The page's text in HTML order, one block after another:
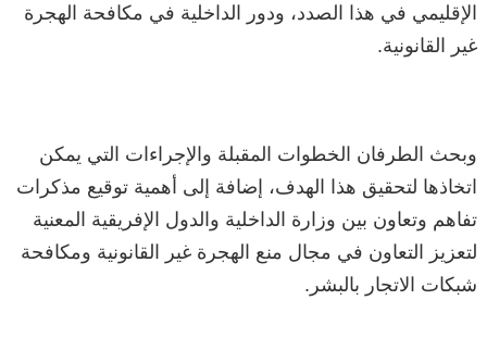
الإقليمي في هذا الصدد، ودور الداخلية في مكافحة الهجرة
غير القانونية.
وبحث الطرفان الخطوات المقبلة والإجراءات التي يمكن
اتخاذها لتحقيق هذا الهدف، إضافة إلى أهمية توقيع مذكرات
تفاهم وتعاون بين وزارة الداخلية والدول الإفريقية المعنية
لتعزيز التعاون في مجال منع الهجرة غير القانونية ومكافحة
شبكات الاتجار بالبشر.